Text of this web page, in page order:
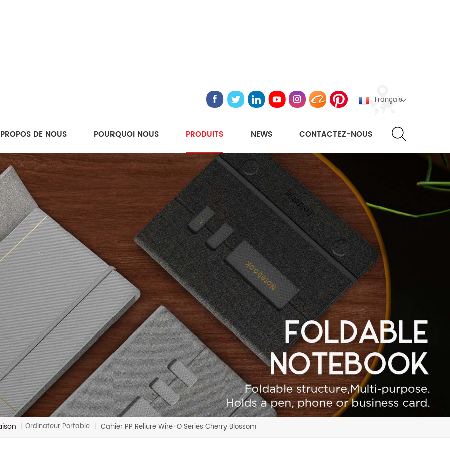
Français
DE NOUS POURQUOI NOUS PRODUITS NEWS CONTACTEZ-NOUS
| Ordinateur Portable | Cahier PP Reliure Wire-O Series Cherry Blossom